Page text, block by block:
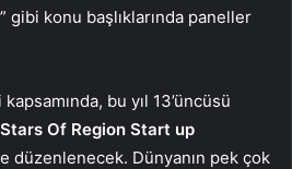
gibi konu başlıklarında paneller
bu yıl 13’üncüsü
Stars Of Region Start up
düzenlenecek. Dünyanın pek çok